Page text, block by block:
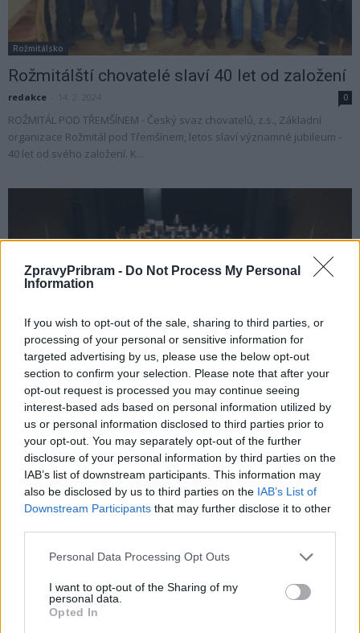
ZpravyPribram - Do Not Process My Personal
Information
If you wish to opt-out of the sale, sharing to third parties, or
processing of your personal or sensitive information for
targeted advertising by us, please use the below opt-out
section to confirm your selection. Please note that after your
opt-out request is processed you may continue seeing
interest-based ads based on personal information utilized by
us or personal information disclosed to third parties prior to
your opt-out. You may separately opt-out of the further
disclosure of your personal information by third parties on the
IAB’s list of downstream participants. This information may
also be disclosed by us to third parties on the IAB’s List of
Downstream Participants that may further disclose it to other
Personal Data Processing Opt Outs
I want to opt-out of the Sharing of my
personal data.
Opted In
Rožmitálsko
Rožmitálští chovatelé slaví 40 let od založení
redakce 0
ROŽMITÁL POD TŘEMŠÍNEM - Český svaz chovatelů, z.s., Základní
organizace Rožmitál pod Třemšínem, letos slaví významné jubileum -
40 let od svého založení. K...
Kultura
55. ročník festivalu HFAD: Oslava Roku české
hudby s Antonínem Dvořákem a hvězdami
klasické...
redakce - 4. 2. 2024
PŘÍBRAMSKO - Příbramský region se letos na jaře opět rozezní tóny děl
Antonína Dvořáka a dalších českých skladatelů. Již 55. ročník
Hudebního festivalu Antonína...